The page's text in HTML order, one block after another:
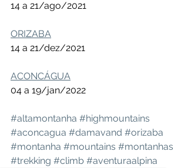
14 a 21/ago/2021
ORIZABA
14 a 21/dez/2021
ACONCÁGUA
04 a 19/jan/2022
#altamontanha #highmountains
#aconcagua #damavand #orizaba
#montanha #mountains #montanhas
#trekking #climb #aventuraalpina